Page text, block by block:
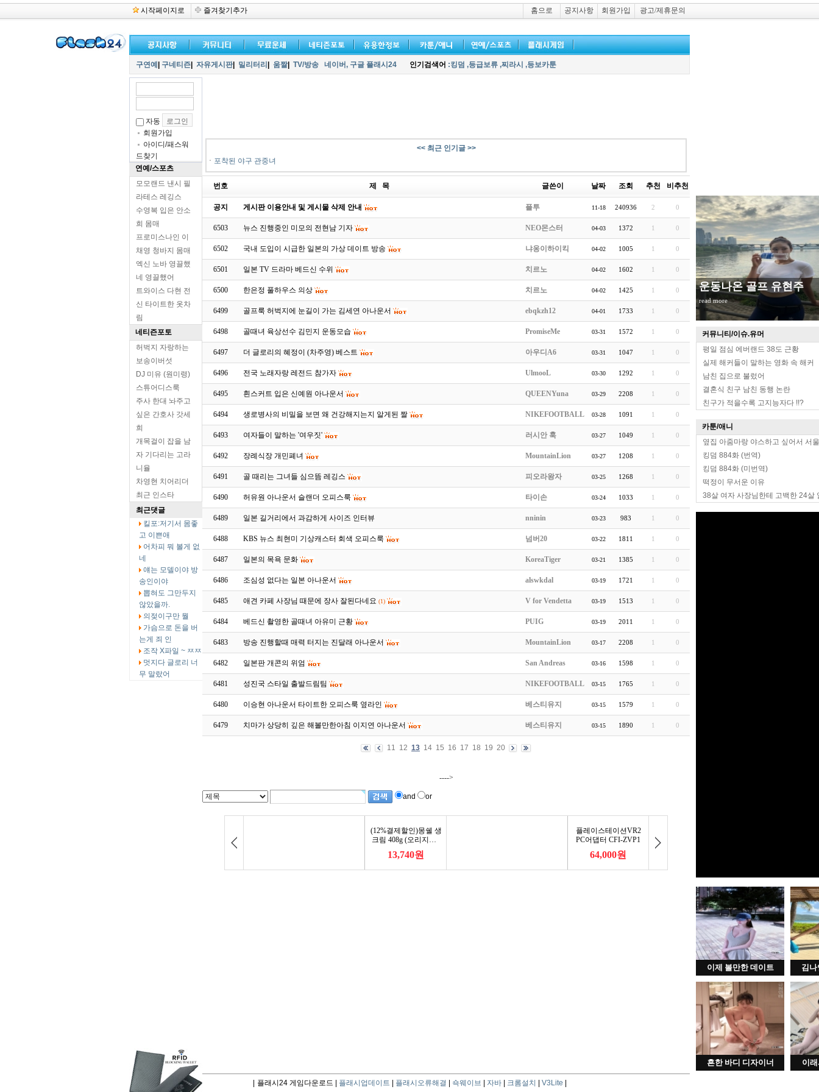
시작페이지로 즐겨찾기추가 홈으로 공지사항 회원가입 광고/제휴문의
운동나온 골프 유현주
read more
커뮤니티/이슈.유머
평일 점심 에버랜드 38도 근황
실제 해커들이 말하는 영화 속 해커
남친 집으로 불렀어
결혼식 친구 남친 동행 논란
친구가 적을수록 고지능자다 !!?
카툰/애니
옆집 아줌마랑 야스하고 싶어서 서
킹덤 884화 (번역)
킹덤 884화 (미번역)
떡정이 무서운 이유
38살 여자 사장님한테 고백한 24살
이제 볼만한 데이트 김나
흔한 바디 디자이너 이
구연예 구네티즌 자유게시판| 밀리터리 움짤| TV/방송 네이버, 구글 플래시24 인기검색어 :킹덤 ,등급보류 ,찌라시 ,등보카툰
자동
회원가입
아이디/패스워
드찾기
연예/스포츠
모모랜드 낸시 필
라테스 레깅스
수영복 입은 안소
희 몸매
프로미스나인 이
채영 청바지 몸매
엑신 노바 영끌했
네 영끌했어
트와이스 다현 전
신 타이트한 옷차
림
네티즌포토
허벅지 자랑하는
보송이버섯
DJ 미유 (원미령)
스튜어디스룩
주사 한대 놔주고
싶은 간호사 갓세
희
개목걸이 잡을 남
자 기다리는 고라
니율
차영현 치어리더
최근 인스타
최근댓글
킬포:저기서 몸좋
고 이쁜애
어차피 뭐 볼게 없
네
얘는 모델이야 방
송인이야
뽑혀도 그만두지
않았을까.
의젖이구만 뭘
가슴으로 돈을 버
는게 죄 인
조작 X파일 ~ ㅉㅉ
멋지다 글로리 너
무 말랐어
<< 최근 인기글 >>
ㆍ 포착된 야구 관중녀
번호 제 목 글쓴이 날짜 조회 추천 비추천
공지 게시판 이용안내 및 게시물 삭제 안내 플투 11-18 240936 2 0
6503 뉴스 진행중인 미모의 전현남 기자 NEO몬스터 04-03 1372 1 0
6502 국내 도입이 시급한 일본의 가상 데이트 방송 냐옹이하이킥 04-02 1005 1 0
6501 일본 TV 드라마 베드신 수위 치르노 04-02 1602 1 0
6500 한은정 풀하우스 의상 치르노 04-02 1425 1 0
6499 골프룩 허벅지에 눈길이 가는 김세연 아나운서 ebqkzh12 04-01 1733 1 0
6498 골때녀 육상선수 김민지 운동모습 PromiseMe 03-31 1572 1 0
6497 더 글로리의 혜정이 (차주영) 베스트 아우디A6 03-31 1047 1 0
6496 전국 노래자랑 레전드 참가자 UlmooL 03-30 1292 1 0
6495 흰스커트 입은 신예원 아나운서 QUEENYuna 03-29 2208 1 0
6494 생로병사의 비밀을 보면 왜 건강해지는지 알게된 짤 NIKEFOOTBALL 03-28 1091 1 0
6493 여자들이 말하는 '여우짓' 러시안 훅 03-27 1049 1 0
6492 장례식장 개민폐녀 MountainLion 03-27 1208 1 0
6491 골 때리는 그녀들 심으뜸 레깅스 피오라왕자 03-25 1268 1 0
6490 허유원 아나운서 슬랜더 오피스룩 타이손 03-24 1033 1 0
6489 일본 길거리에서 과감하게 사이즈 인터뷰 nninin 03-23 983 1 0
6488 KBS 뉴스 최현미 기상캐스터 회색 오피스룩 넘버20 03-22 1811 1 0
6487 일본의 목욕 문화 KoreaTiger 03-21 1385 1 0
6486 조심성 없다는 일본 아나운서 alswkdal 03-19 1721 1 0
6485 애견 카페 사장님 때문에 장사 잘된다네요 (1) V for Vendetta 03-19 1513 1 0
6484 베드신 촬영한 골때녀 아유미 근황 PUIG 03-19 2011 1 0
6483 방송 진행할때 매력 터지는 진달래 아나운서 MountainLion 03-17 2208 1 0
6482 일본판 개콘의 위엄 San Andreas 03-16 1598 1 0
6481 성진국 스타일 출발드림팀 NIKEFOOTBALL 03-15 1765 1 0
6480 이승현 아나운서 타이트한 오피스룩 옆라인 베스티유지 03-15 1579 1 0
6479 치마가 상당히 깊은 해볼만한아침 이지연 아나운서 베스티유지 03-15 1890 1 0
11 12 13 14 15 16 17 18 19 20
---->
and or
플래시24 게임다운로드 | 플래시업데이트 플래시오류해결 쇽웨이브 자바| 크롬설치 V3Lite